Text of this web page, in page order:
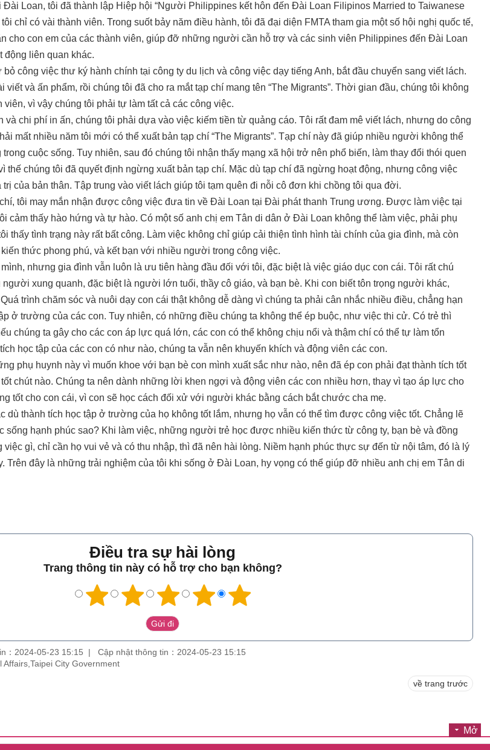
Loan, tôi đã thành lập Hiệp hội “Người Philippines kết hôn đến Đài Loan Filipinos Married to Taiwanese
chỉ có vài thành viên. Trong suốt bảy năm điều hành, tôi đã đại diện FMTA tham gia một số hội nghị quốc tế,
cho con em của các thành viên, giúp đỡ những người cần hỗ trợ và các sinh viên Philippines đến Đài Loan
động liên quan khác.
công việc thư ký hành chính tại công ty du lịch và công việc dạy tiếng Anh, bắt đầu chuyển sang viết lách.
viết và ấn phẩm, rồi chúng tôi đã cho ra mắt tạp chí mang tên “The Migrants”. Thời gian đầu, chúng tôi không
vì vậy chúng tôi phải tự làm tất cả các công việc.
và chi phí in ấn, chúng tôi phải dựa vào việc kiếm tiền từ quảng cáo. Tôi rất đam mê viết lách, nhưng do công
mất nhiều năm tôi mới có thể xuất bản tạp chí “The Migrants”. Tạp chí này đã giúp nhiều người không thể
cuộc sống. Tuy nhiên, sau đó chúng tôi nhận thấy mạng xã hội trở nên phổ biến, làm thay đổi thói quen
thế chúng tôi đã quyết định ngừng xuất bản tạp chí. Mặc dù tạp chí đã ngừng hoạt động, nhưng công việc
của bản thân. Tập trung vào viết lách giúp tôi tạm quên đi nỗi cô đơn khi chồng tôi qua đời.
tôi may mắn nhận được công việc đưa tin về Đài Loan tại Đài phát thanh Trung ương. Được làm việc tại
cảm thấy hào hứng và tự hào. Có một số anh chị em Tân di dân ở Đài Loan không thể làm việc, phải phụ
thấy tình trạng này rất bất công. Làm việc không chỉ giúp cải thiện tình hình tài chính của gia đình, mà còn
thức phong phú, và kết bạn với nhiều người trong công việc.
nhưng gia đình vẫn luôn là ưu tiên hàng đầu đối với tôi, đặc biệt là việc giáo dục con cái. Tôi rất chú
xung quanh, đặc biệt là người lớn tuổi, thầy cô giáo, và bạn bè. Khi con biết tôn trọng người khác,
trình chăm sóc và nuôi dạy con cái thật không dễ dàng vì chúng ta phải cân nhắc nhiều điều, chẳng hạn
ở trường của các con. Tuy nhiên, có những điều chúng ta không thể ép buộc, như việc thi cử. Có trẻ thì
chúng ta gây cho các con áp lực quá lớn, các con có thể không chịu nổi và thậm chí có thể tự làm tổn
học tập của các con có như nào, chúng ta vẫn nên khuyến khích và động viên các con.
phụ huynh này vì muốn khoe với bạn bè con mình xuất sắc như nào, nên đã ép con phải đạt thành tích tốt
chút nào. Chúng ta nên dành những lời khen ngợi và động viên các con nhiều hơn, thay vì tạo áp lực cho
tốt cho con cái, vì con sẽ học cách đối xử với người khác bằng cách bắt chước cha mẹ.
dù thành tích học tập ở trường của họ không tốt lắm, nhưng họ vẫn có thể tìm được công việc tốt. Chẳng lẽ
sống hạnh phúc sao? Khi làm việc, những người trẻ học được nhiều kiến thức từ công ty, bạn bè và đồng
gì, chỉ cần họ vui vẻ và có thu nhập, thì đã nên hài lòng. Niềm hạnh phúc thực sự đến từ nội tâm, đó là lý
Trên đây là những trải nghiệm của tôi khi sống ở Đài Loan, hy vọng có thể giúp đỡ nhiều anh chị em Tân di
Điều tra sự hài lòng
Trang thông tin này có hỗ trợ cho bạn không?
：2024-05-23 15:15
Cập nhật thông tin：2024-05-23 15:15
City Government
về trang trước
Mở